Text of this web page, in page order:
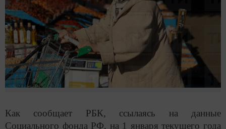
Как сообщает РБК, ссылаясь на данные
Социального фонда РФ, на 1 января текущего года